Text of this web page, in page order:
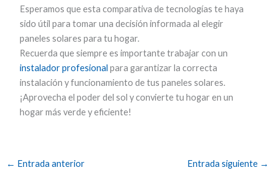
Esperamos que esta comparativa de tecnologías te haya
sido útil para tomar una decisión informada al elegir
paneles solares para tu hogar.
Recuerda que siempre es importante trabajar con un
instalador profesional para garantizar la correcta
instalación y funcionamiento de tus paneles solares.
¡Aprovecha el poder del sol y convierte tu hogar en un
hogar más verde y eficiente!
← Entrada anterior Entrada siguiente →